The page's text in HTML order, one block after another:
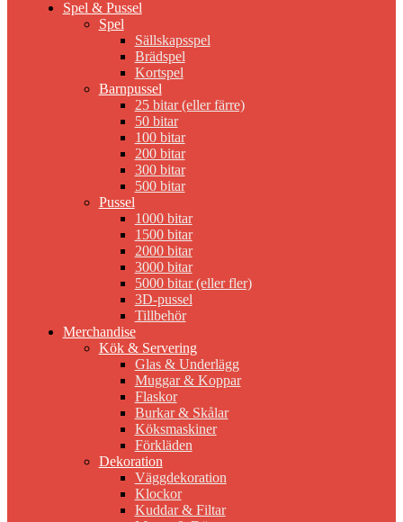
Spel & Pussel
Spel
Sällskapsspel
Brädspel
Kortspel
Barnpussel
25 bitar (eller färre)
50 bitar
100 bitar
200 bitar
300 bitar
500 bitar
Pussel
1000 bitar
1500 bitar
2000 bitar
3000 bitar
5000 bitar (eller fler)
3D-pussel
Tillbehör
Merchandise
Kök & Servering
Glas & Underlägg
Muggar & Koppar
Flaskor
Burkar & Skålar
Köksmaskiner
Förkläden
Dekoration
Väggdekoration
Klockor
Kuddar & Filtar